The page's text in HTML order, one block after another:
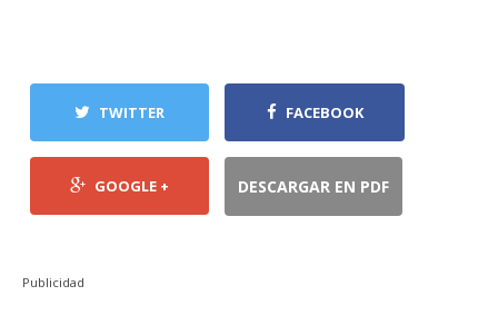
TWITTER FACEBOOK
GOOGLE + DESCARGAR EN PDF
Publicidad